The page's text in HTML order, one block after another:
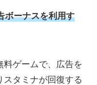
ボーナスを利用す
料ゲームで、広告を
スタミナが回復する